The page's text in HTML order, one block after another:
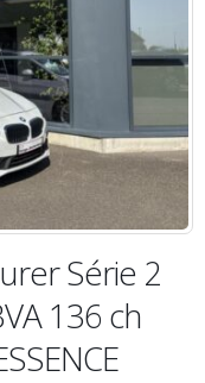
Série 2
136 ch